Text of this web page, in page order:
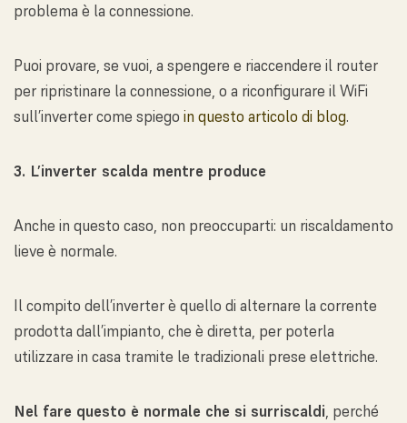
problema è la connessione.
Puoi provare, se vuoi, a spengere e riaccendere il router
per ripristinare la connessione, o a riconfigurare il WiFi
sull’inverter come spiego in questo articolo di blog.
3. L’inverter scalda mentre produce
Anche in questo caso, non preoccuparti: un riscaldamento
lieve è normale.
Il compito dell’inverter è quello di alternare la corrente
prodotta dall’impianto, che è diretta, per poterla
utilizzare in casa tramite le tradizionali prese elettriche.
Nel fare questo è normale che si surriscaldi, perché